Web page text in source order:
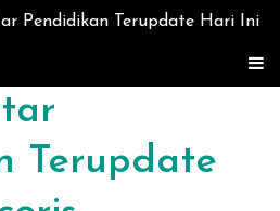
Pendidikan Terupdate Hari Ini
Terupdate